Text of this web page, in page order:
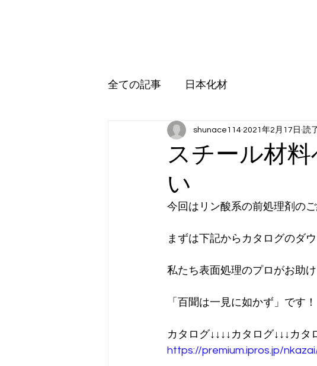
全ての記事 日本化材
スチール材
い
shunace114 2021年2月17日 読
今回はリン酸系の前処理剤のご
まずは下記からカタログのダ
私たち表面処理のプロがお助け
「百聞は一見に如かず」です！
カタログ↓↓↓↓カタログ↓↓↓カタ
https://premium.ipros.jp/